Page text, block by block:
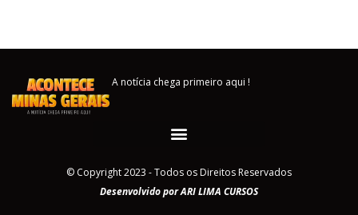
A notícia chega primeiro aqui !
© Copyright 2023 - Todos os Direitos Reservados
Desenvolvido por ARI LIMA CURSOS